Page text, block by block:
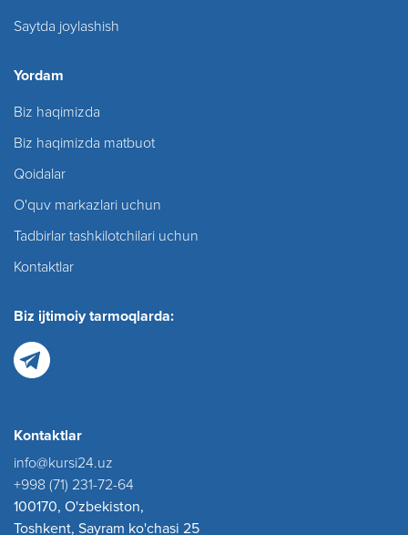
Saytda joylashish
Yordam
Biz haqimizda
Biz haqimizda matbuot
Qoidalar
O'quv markazlari uchun
Tadbirlar tashkilotchilari uchun
Kontaktlar
Biz ijtimoiy tarmoqlarda:
Kontaktlar
info@kursi24.uz
+998 (71) 231-72-64
100170, O'zbekiston,
Toshkent, Sayram ko'chasi 25